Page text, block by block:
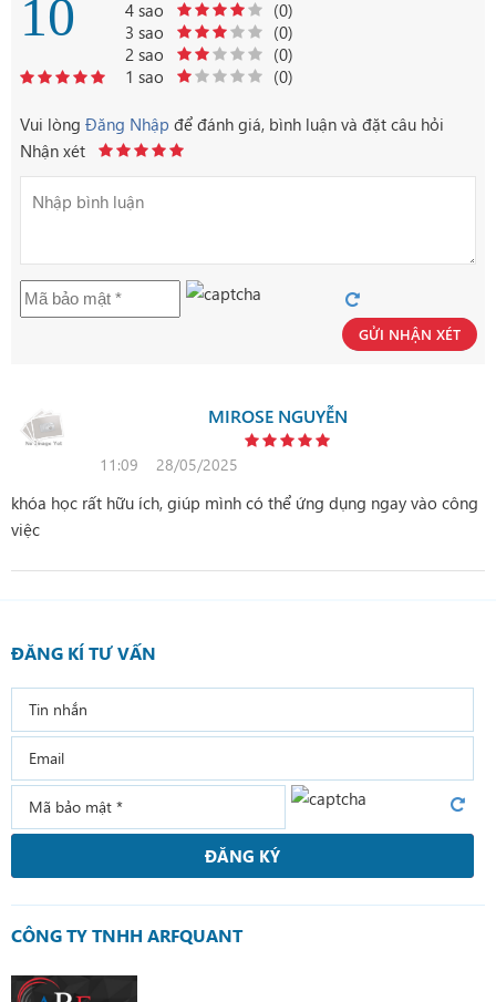
10 4 sao
(0)
3 sao
(0)
2 sao
(0)
1 sao
(0)
Vui lòng Đăng Nhập để đánh giá, bình luận và đặt câu hỏi
Nhận xét
GỬI NHẬN XÉT
MIROSE NGUYỄN
11:09 28/05/2025
khóa học rất hữu ích, giúp mình có thể ứng dụng ngay vào công
việc
CÔNG TY TNHH ARFQUANT
ĐĂNG KÍ TƯ VẤN
ĐĂNG KÝ